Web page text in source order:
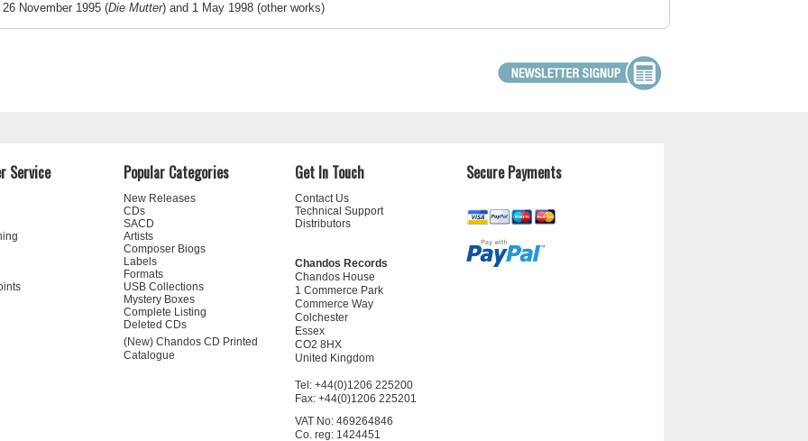
26 November 1995 (Die Mutter) and 1 May 1998 (other works)
Service Popular Categories
New Releases
CDs
SACD
Artists
Composer Biogs
Labels
Formats
USB Collections
Mystery Boxes
Complete Listing
Deleted CDs
(New) Chandos CD Printed
Catalogue
Get In Touch
Contact Us
Technical Support
Distributors
Chandos Records
Chandos House
1 Commerce Park
Commerce Way
Colchester
Essex
CO2 8HX
United Kingdom
Tel: +44(0)1206 225200
Fax: +44(0)1206 225201
VAT No: 469264846
Co. reg: 1424451
Secure Payments